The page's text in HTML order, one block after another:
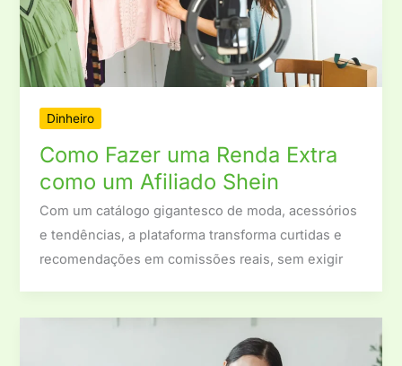
Dinheiro
Como Fazer uma Renda Extra
como um Afiliado Shein
Com um catálogo gigantesco de moda, acessórios
e tendências, a plataforma transforma curtidas e
recomendações em comissões reais, sem exigir